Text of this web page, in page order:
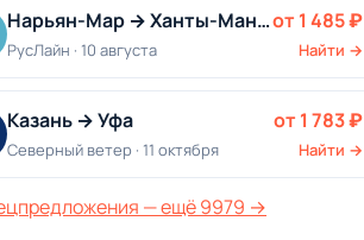
Нарьян-Мар → Ханты-Мансийск
РусЛайн · 10 августа
от 1 485 ₽
Найти →
Казань → Уфа
Северный ветер · 11 октября
от 1 783 ₽
Найти →
— ещё 9979 →